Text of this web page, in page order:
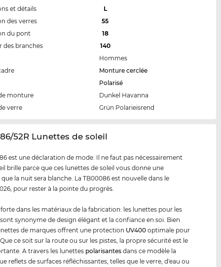
et détails
L
des verres
55
du pont
18
des branches
140
Hommes
Monture cerclée
Polarisé
monture
Dunkel Havanna
verre
Grün Polarieisrend
52R Lunettes de soleil
est une déclaration de mode. Il ne faut pas nécessairement
brille parce que ces lunettes de soleil vous donne une
la nuit sera blanche. La TB00086 est nouvelle dans le
pour rester à la pointe du progrès.
dans les matériaux de la fabrication: les lunettes pour les
sont synonyme de design élégant et la confiance en soi. Bien
de marques offrent une protection UV400 optimale pour
ce soit sur la route ou sur les pistes, la propre sécurité est le
A travers les lunettes polarisantes dans ce modèle la
reflets de surfaces réfléchissantes, telles que le verre, d'eau ou